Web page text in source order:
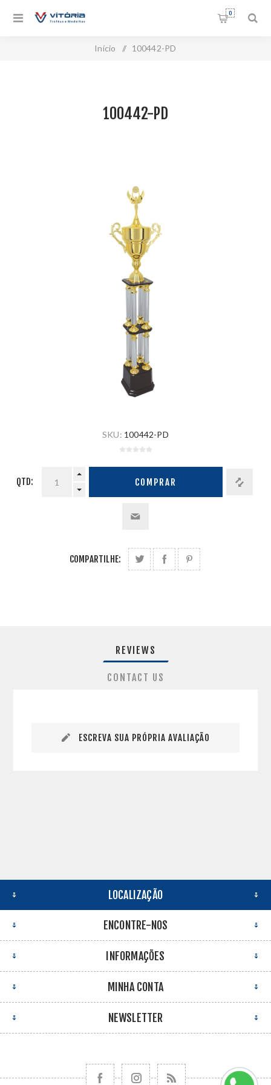
0
Início / 100442-PD
100442-PD
SKU: 100442-PD
QTD: COMPRAR
COMPARTILHE:
REVIEWS
CONTACT US
ESCREVA SUA PRÓPRIA AVALIAÇÃO
LOCALIZAÇÃO
ENCONTRE-NOS
INFORMAÇÕES
MINHA CONTA
NEWSLETTER